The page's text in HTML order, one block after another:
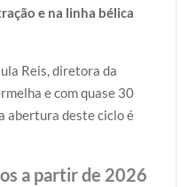
e na linha bélica
Reis, diretora da
e com quase 30
abertura deste ciclo é
a partir de 2026